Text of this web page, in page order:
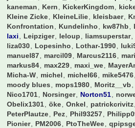
GarretHSV
Gaustl Gazelle
Gladbachschanki
GRis7971 grover
Haeaeschdner
Harry2019 Harry54
Howie
hulk85 Hupe Jaggabites
joelina10
Jonas_98 JonasKamper
kaneman
Kern KickerKingdom
Kleine Zicke
KleineLilie kleisbaer
Konfrontation
Kundelinho kw87hb
laxi
Leipziger leloup liamsuperstar
liza030
Lopesinho Lothar-1990
manuel87
marcil09 Marcus2116
markus84
max229 maxi_we
Micha-W
michel michel66 mike5476